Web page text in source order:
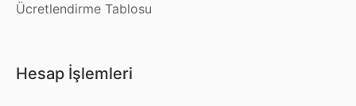
Ücretlendirme Tablosu
Hesap İşlemleri